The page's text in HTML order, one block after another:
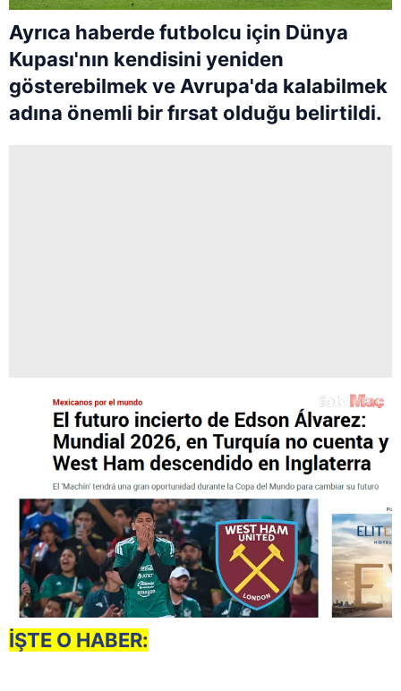
Ayrıca haberde futbolcu için Dünya
Kupası'nın kendisini yeniden
gösterebilmek ve Avrupa'da kalabilmek
adına önemli bir fırsat olduğu belirtildi.
İŞTE O HABER: